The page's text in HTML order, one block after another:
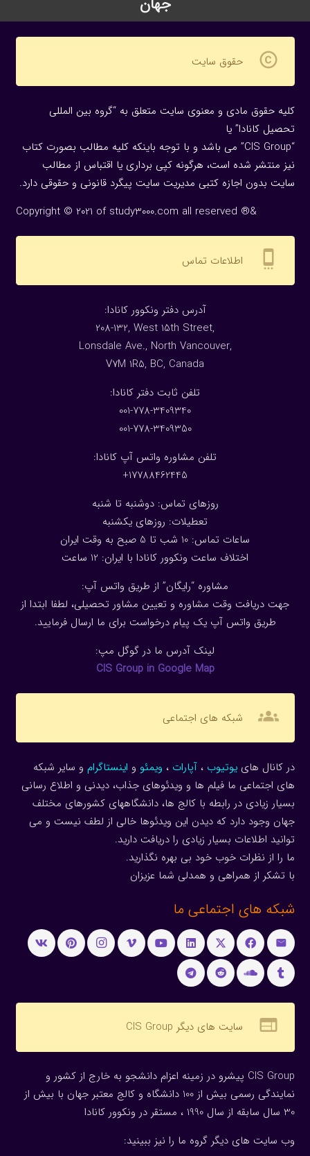
copyright حقوق سایت
کلیه حقوق مادی و معنوی سایت متعلق به “گروه بین المللی
تحصیل کانادا” یا
“CIS Group” می باشد و با توجه باینکه کلیه مطالب بصورت کتاب
نیز منتشر شده است، هرگونه كپی برداری یا اقتباس از مطالب
سایت بدون اجازه كتبی مدیریت سایت پیگرد قانونی و حقوقی دارد.
Copyright © 2021 of study3000.com all reserved ®&
settings_cell اطلاعات تماس
:آدرس دفتر ونکوور کانادا
208-132, West 15th Street,
Lonsdale Ave., North Vancouver,
V7M 1R5, BC, Canada
:تلفن ثابت دفتر کانادا
001-778-3409340
001-778-3409350
تلفن مشاوره واتس آپ کانادا:
17788462445+
روزهای تماس: دوشنبه تا شنبه
تعطیلات: روزهای یکشنبه
ساعات تماس: 10 شب تا 5 صبح به وقت ایران
اختلاف ساعت ونکوور کانادا با ایران: 1 2 ساعت
مشاوره “رایگان” از طریق واتس آپ:
جهت دریافت وقت مشاوره و تعیین مشاور تحصیلی، لطفا ابتدا از
طریق واتس آپ یک پیام درخواست برای ما ارسال فرمایید.
لینک آدرس ما در گوگل مپ:
CIS Group in Google Map
groups شبکه های اجتماعی
در کانال هاییوتیوب ، آپارات ، ویمئو و اینستاگرام و سایر شبکه
های اجتماعی ما فیلم ها و ویدئوهای جذاب، دیدنی و اطلاع رسانی
بسیار زیادی در رابطه با کالج ها، دانشگاههای کشورهای مختلف
جهان وجود دارد که دیدن این ویدئوها خالی از لطف نیست و می
توانید اطلاعات بسیار زیادی را دریافت دارید.
ما را از نظرات خوب خود بی بهره نگذارید.
با تشکر از همراهی و همدلی شما عزیزان
شبکه های اجتماعی ما
web سایت های دیگر CIS Group
CIS Group پیشرو در زمینه اعزام دانشجو به خارج از کشور و
نمایندگی رسمی بیش از 100 دانشگاه و کالج معتبر جهان با بیش از
30 سال سابقه از سال 1990 ، مستقر در ونکوور کانادا
وب سایت های دیگر گروه ما را نیز ببینید: